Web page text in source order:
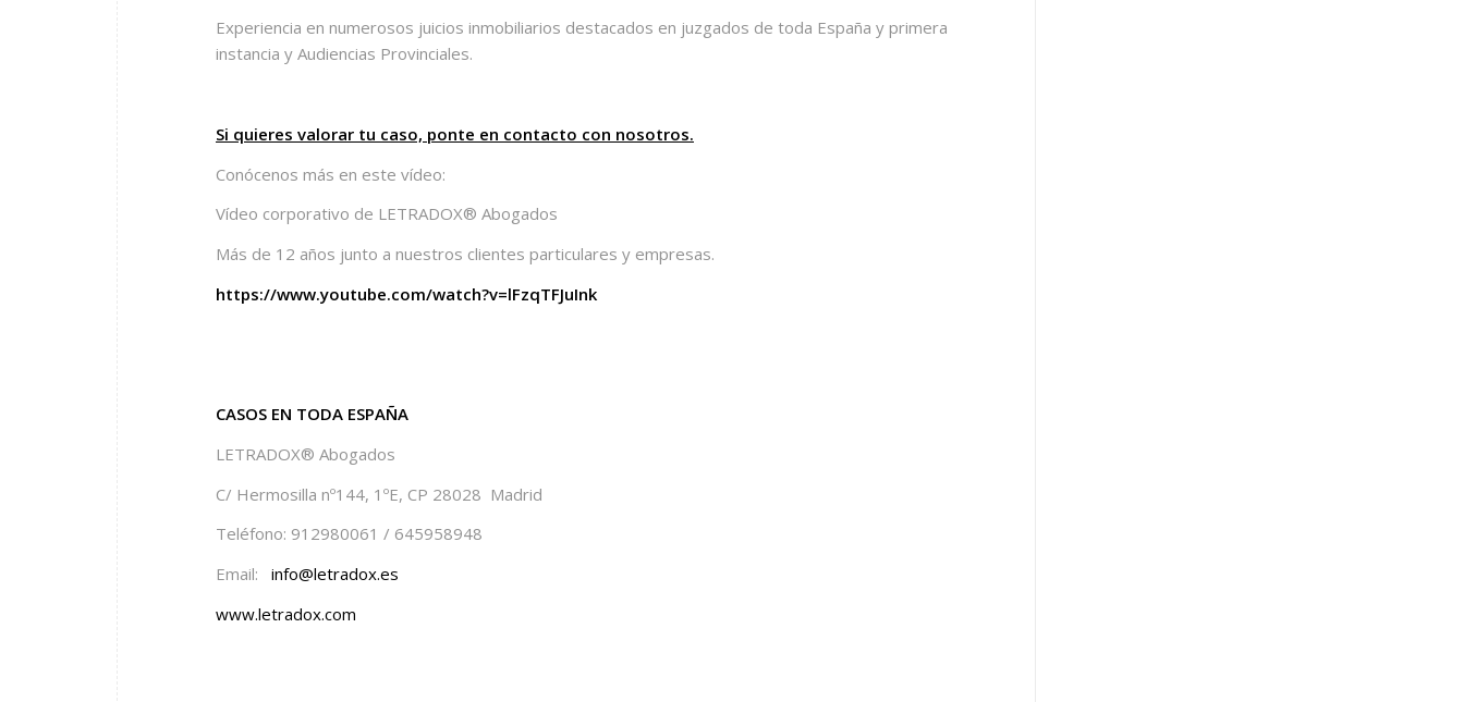
Experiencia en numerosos juicios inmobiliarios destacados en juzgados de toda España y primera
instancia y Audiencias Provinciales.
Si quieres valorar tu caso, ponte en contacto con nosotros.
Conócenos más en este vídeo:
Vídeo corporativo de LETRADOX® Abogados
Más de 12 años junto a nuestros clientes particulares y empresas.
https://www.youtube.com/watch?v=lFzqTFJuInk
CASOS EN TODA ESPAÑA
LETRADOX® Abogados
C/ Hermosilla nº144, 1ºE, CP 28028 Madrid
Teléfono: 912980061 / 645958948
Email: info@letradox.es
www.letradox.com